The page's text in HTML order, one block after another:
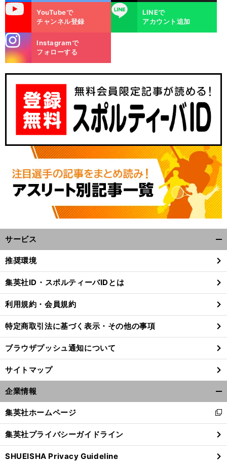
YouTubeで
チャンネル登録
LINE
LINEで
アカウント追加
m
Instagramで
フォローする
サービス
閉
る
推奨環境
集英社ID・スポルティーバIDとは
利用規約・会員規約
特定商取引法に基づく表示・その他の事項
ブラウザプッシュ通知について
サイトマップ
企業情報
閉
る
集英社ホームページ
新
し
い
ウ
ィ
集英社プライバシーガイドライン
SHUEISHA Privacy Guideline